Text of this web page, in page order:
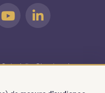
· Julie Chouinard
Humain | Créations
oracle